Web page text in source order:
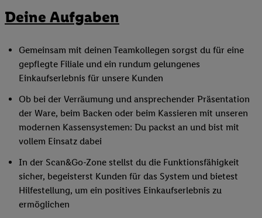
Deine Aufgaben
Gemeinsam mit deinen Teamkollegen sorgst du für eine
gepflegte Filiale und ein rundum gelungenes
Einkaufserlebnis für unsere Kunden
Ob bei der Verräumung und ansprechender Präsentation
der Ware, beim Backen oder beim Kassieren mit unseren
modernen Kassensystemen: Du packst an und bist mit
vollem Einsatz dabei
In der Scan&Go-Zone stellst du die Funktionsfähigkeit
sicher, begeisterst Kunden für das System und bietest
Hilfestellung, um ein positives Einkaufserlebnis zu
ermöglichen